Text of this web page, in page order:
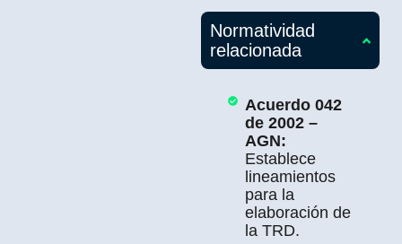
Normatividad
relacionada
Acuerdo 042
de 2002 –
AGN:
Establece
lineamientos
para la
elaboración de
la TRD.